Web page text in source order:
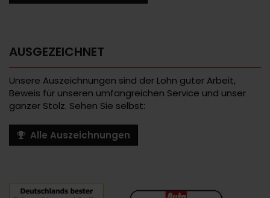
AUSGEZEICHNET
Unsere Auszeichnungen sind der Lohn guter Arbeit,
Beweis für unseren umfangreichen Service und unser
ganzer Stolz. Sehen Sie selbst:
Alle Auszeichnungen